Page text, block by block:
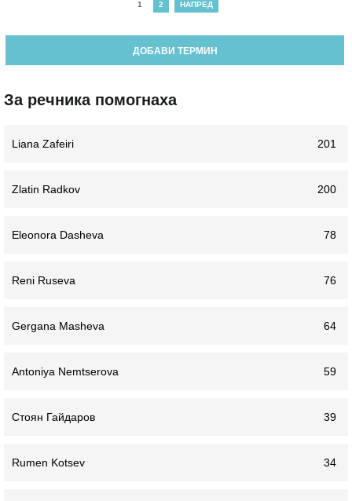
1 2 НАПРЕД
ДОБАВИ ТЕРМИН
За речника помогнаха
Liana Zafeiri 201
Zlatin Radkov 200
Eleonora Dasheva 78
Reni Ruseva 76
Gergana Masheva 64
Antoniya Nemtserova 59
Стоян Гайдаров 39
Rumen Kotsev 34